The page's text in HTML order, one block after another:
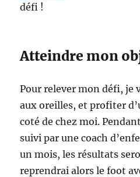
défi !
Atteindre mon
Pour relever mon défi, je
aux oreilles, et profiter
coté de chez moi.
suivi par une coach
un mois, les résultats
reprendrai alors le foot